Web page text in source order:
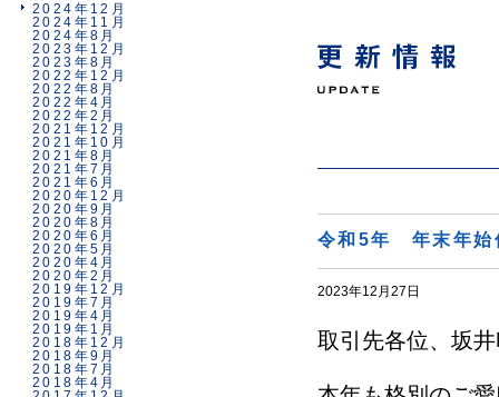
2024年12月
2024年11月
2024年8月
2023年12月
2023年8月
2022年12月
2022年8月
2022年4月
2022年2月
2021年12月
2021年10月
2021年8月
2021年7月
2021年6月
2020年12月
2020年9月
2020年8月
2020年6月
2020年5月
2020年4月
2020年2月
2019年12月
2019年7月
2019年4月
2019年1月
2018年12月
2018年9月
2018年7月
2018年4月
令和5年 年末年始
2023年12月27日
取引先各位、坂